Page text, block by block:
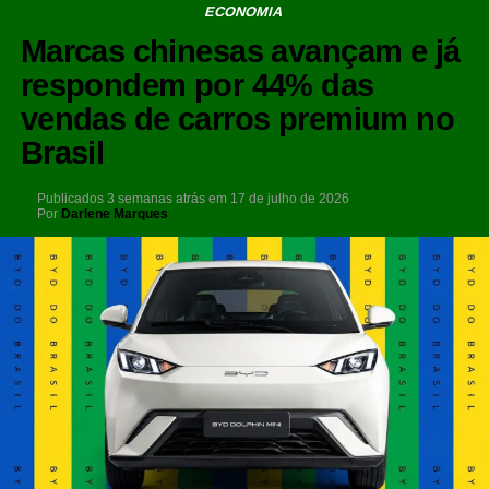
ECONOMIA
Marcas chinesas avançam e já
respondem por 44% das
vendas de carros premium no
Brasil
Publicados 3 semanas atrás em 17 de julho de 2026
Por Darlene Marques